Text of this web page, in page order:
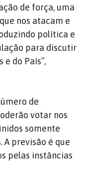
de força, uma
nos atacam e
política e
para discutir
do País”,
de
votar nos
somente
A previsão é que
pelas instâncias